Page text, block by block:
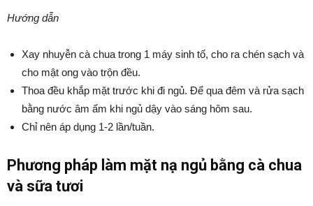
Hướng dẫn
Xay nhuyễn cà chua trong 1 máy sinh tố, cho ra chén sạch và
cho mật ong vào trộn đều.
Thoa đều khắp mặt trước khi đi ngủ. Để qua đêm và rửa sạch
bằng nước âm ấm khi ngủ dậy vào sáng hôm sau.
Chỉ nên áp dụng 1-2 lần/tuần.
Phương pháp làm mặt nạ ngủ bằng cà chua
và sữa tươi